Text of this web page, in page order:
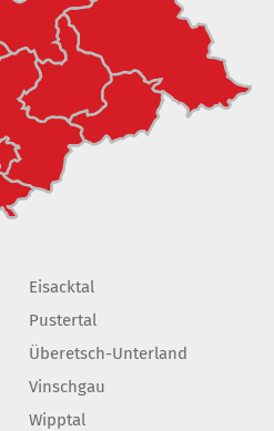
Eisacktal
Pustertal
Überetsch-Unterland
Vinschgau
Wipptal